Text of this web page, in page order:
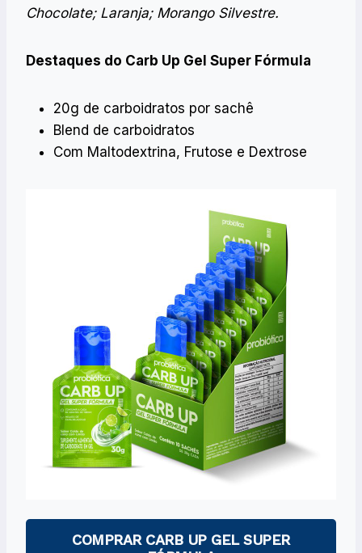
Chocolate; Laranja; Morango Silvestre.
Destaques do Carb Up Gel Super Fórmula
20g de carboidratos por sachê
Blend de carboidratos
Com Maltodextrina, Frutose e Dextrose
COMPRAR CARB UP GEL SUPER